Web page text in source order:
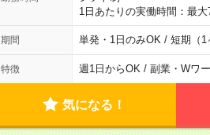
1日あたりの実働時間：最
期間 単発・1日のみOK / 短期（1
特徴 週1日からOK / 副業・Wワ
気になる！